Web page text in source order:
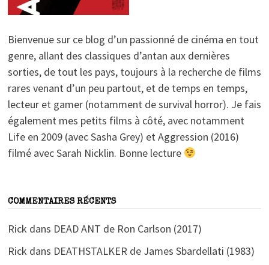
Bienvenue sur ce blog d’un passionné de cinéma en tout
genre, allant des classiques d’antan aux dernières
sorties, de tout les pays, toujours à la recherche de films
rares venant d’un peu partout, et de temps en temps,
lecteur et gamer (notamment de survival horror). Je fais
également mes petits films à côté, avec notamment
Life en 2009 (avec Sasha Grey) et Aggression (2016)
filmé avec Sarah Nicklin. Bonne lecture
COMMENTAIRES RÉCENTS
Rick dans DEAD ANT de Ron Carlson (2017)
Rick dans DEATHSTALKER de James Sbardellati (1983)